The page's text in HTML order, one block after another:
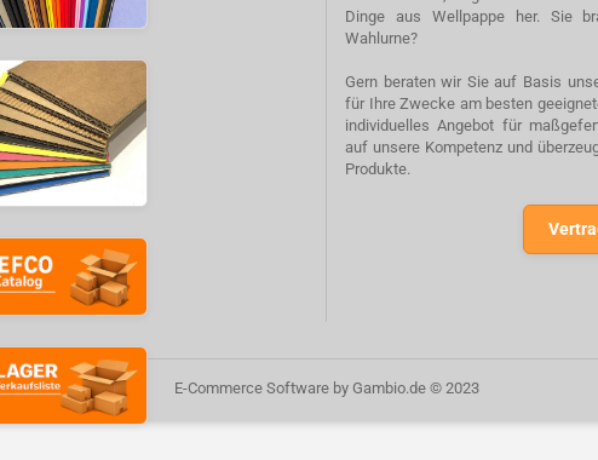
Dinge aus Wellpappe her. Sie
Wahlurne?
Gern beraten wir Sie auf Basis
für Ihre Zwecke am besten
individuelles Angebot für
auf unsere Kompetenz und
Produkte.
E-Commerce Software by Gambio.de © 2023